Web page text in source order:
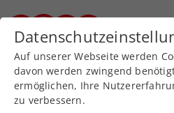
Zurück zur
Ausbildung
Auf unserer Webseite werden
davon werden zwingend
ermöglichen, Ihre
zu verbessern.